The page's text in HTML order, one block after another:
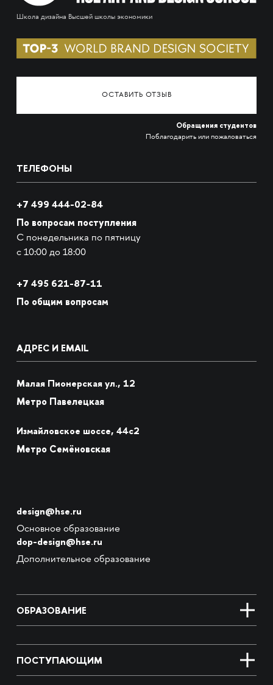
Школа дизайна Высшей школы экономики
ОСТАВИТЬ ОТЗЫВ
Обращения студентов
Поблагодарить или пожаловаться
ТЕЛЕФОНЫ
+7 499 444-02-84
По вопросам поступления
С понедельника по пятницу
с 10:00 до 18:00
+7 495 621-87-11
По общим вопросам
АДРЕС И EMAIL
Малая Пионерская ул., 12
Метро Павелецкая
Измайловское шоссе, 44с2
Метро Семёновская
design@hse.ru
Основное образование
dop-design@hse.ru
Дополнительное образование
ОБРАЗОВАНИЕ
ПОСТУПАЮЩИМ